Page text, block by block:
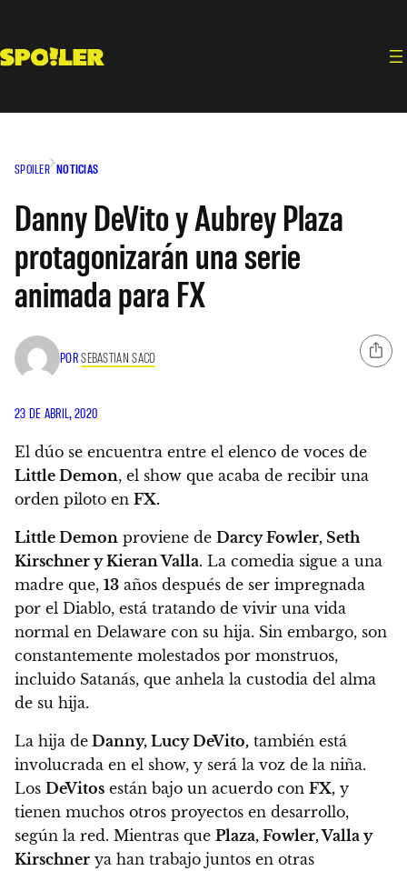
contenido
SPOILER NOTICIAS
Danny DeVito y Aubrey Plaza
protagonizarán una serie
animada para FX
PORSEBASTIAN SACO
23 DE ABRIL, 2020
El dúo se encuentra entre el elenco de voces de
Little Demon, el show que acaba de recibir una
orden piloto en FX.
Little Demon proviene de Darcy Fowler, Seth
Kirschner y Kieran Valla. La comedia sigue a una
madre que, 13 años después de ser impregnada
por el Diablo, está tratando de vivir una vida
normal en Delaware con su hija. Sin embargo, son
constantemente molestados por monstruos,
incluido Satanás, que anhela la custodia del alma
de su hija.
La hija de Danny, Lucy DeVito, también está
involucrada en el show, y será la voz de la niña.
Los DeVitos están bajo un acuerdo con FX, y
tienen muchos otros proyectos en desarrollo,
según la red. Mientras que Plaza, Fowler, Valla y
Kirschner ya han trabajo juntos en otras